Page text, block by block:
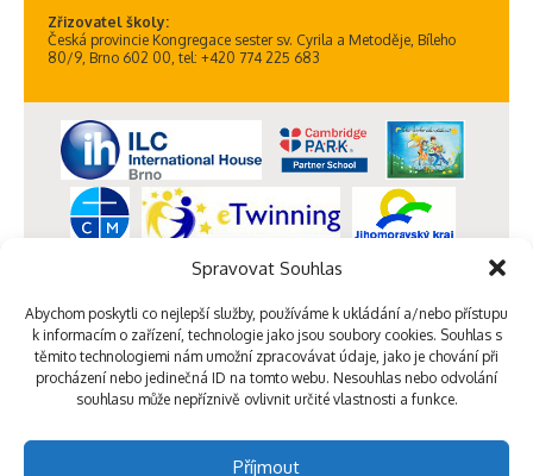
Spravovat Souhlas
Abychom poskytli co nejlepší služby, používáme k ukládání a/nebo přístupu
k informacím o zařízení, technologie jako jsou soubory cookies. Souhlas s
těmito technologiemi nám umožní zpracovávat údaje, jako je chování při
procházení nebo jedinečná ID na tomto webu. Nesouhlas nebo odvolání
souhlasu může nepříznivě ovlivnit určité vlastnosti a funkce.
Příjmout
Zřizovatel školy:
Česká provincie Kongregace sester sv. Cyrila a Metoděje, Bíleho
80/9, Brno 602 00, tel: +420 774 225 683